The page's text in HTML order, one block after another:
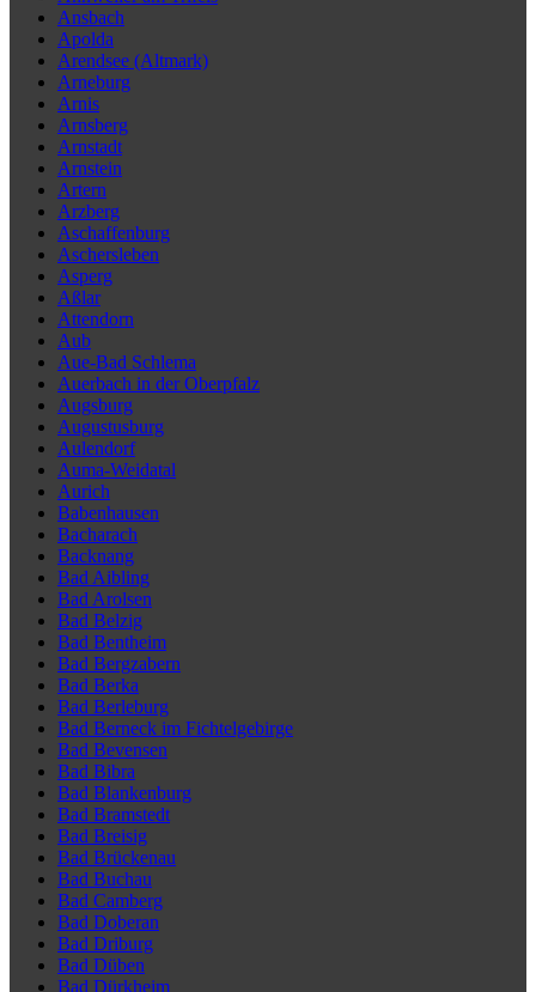
Ansbach
Apolda
Arendsee (Altmark)
Arneburg
Arnis
Arnsberg
Arnstadt
Arnstein
Artern
Arzberg
Aschaffenburg
Aschersleben
Asperg
Aßlar
Attendorn
Aub
Aue-Bad Schlema
Auerbach in der Oberpfalz
Augsburg
Augustusburg
Aulendorf
Auma-Weidatal
Aurich
Babenhausen
Bacharach
Backnang
Bad Aibling
Bad Arolsen
Bad Belzig
Bad Bentheim
Bad Bergzabern
Bad Berka
Bad Berleburg
Bad Berneck im Fichtelgebirge
Bad Bevensen
Bad Bibra
Bad Blankenburg
Bad Bramstedt
Bad Breisig
Bad Brückenau
Bad Buchau
Bad Camberg
Bad Doberan
Bad Driburg
Bad Düben
Bad Dürkheim